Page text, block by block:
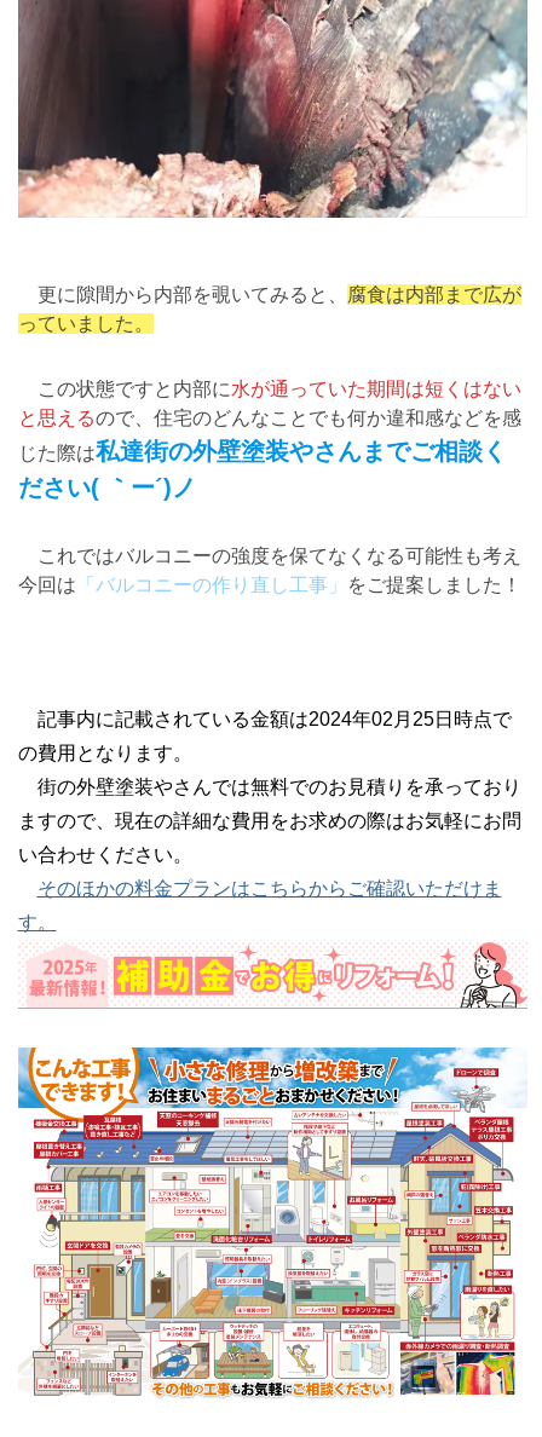
更に隙間から内部を覗いてみると、
腐食は内部まで広が
っていました。
この状態ですと内部に水が通っていた期間は短くはない
と思えるので、住宅のどんなことでも何か違和感などを感
じた際は私達街の外壁塗装やさんまでご相談く
ださい( ｀ー´)ノ
これではバルコニーの強度を保てなくなる可能性も考え
今回は 「バルコニーの作り直し工事」 をご提案しました！
記事内に記載されている金額は2024年02月25日時点で
の費用となります。
街の外壁塗装やさんでは無料でのお見積りを承っており
ますので、現在の詳細な費用をお求めの際はお気軽にお問
い合わせください。
そのほかの料金プランはこちらからご確認いただけま
す。